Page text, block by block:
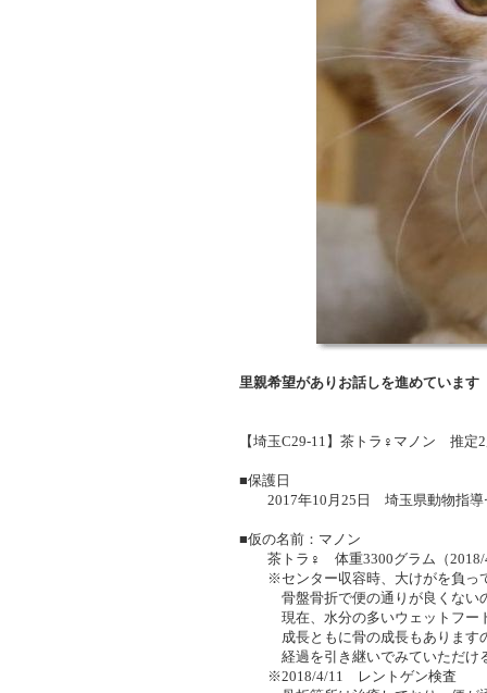
里親希望がありお話しを進めていま
【埼玉C29-11】茶トラ♀マノン 推
■保護日
2017年10月25日 埼玉県動物指導
■仮の名前：マノン
茶トラ♀ 体重3300グラム（2018/
※センター収容時、大けがを負っ
骨盤骨折で便の通りが良くないの
現在、水分の多いウェットフード
成長ともに骨の成長もありますの
経過を引き継いでみていただける
※2018/4/11 レントゲン検査